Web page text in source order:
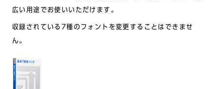
広い用途でお使いいただけます。
収録されている7種のフォントを変更することはできませ
ん。